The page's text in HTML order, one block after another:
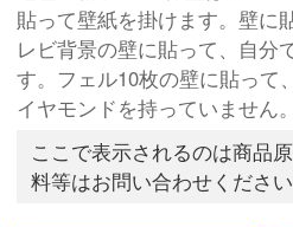
貼って壁紙を掛けます。壁に
レビ背景の壁に貼って、自分
す。フェル10枚の壁に貼って
イヤモンドを持っていません。
ここで表示されるのは商品
料等はお問い合わせください